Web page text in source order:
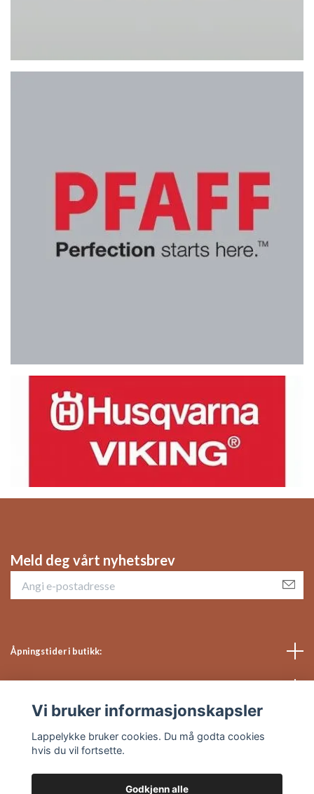
Meld deg vårt nyhetsbrev
Åpningstider i butikk:
Vi bruker informasjonskapsler
Lappelykke bruker cookies. Du må godta cookies
hvis du vil fortsette.
Godkjenn alle